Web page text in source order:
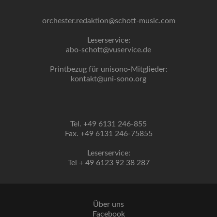
orchester.redaktion@schott-music.com
Leserservice:
abo-schott@vuservice.de
Printbezug für unisono-Mitglieder:
kontakt@uni-sono.org
Tel. +49 6131 246-855
Fax. +49 6131 246-75855
Leserservice:
Tel + 49 6123 92 38 287
Über uns
Facebook